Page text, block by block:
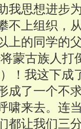
我思想进步
不上组织，
上的同学的
蒙古族人打
！我这下成
成了一个不
啸来去。连
都让我们三